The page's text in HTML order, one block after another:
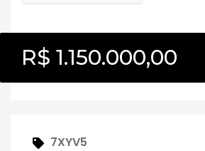
R$ 1.150.000,00
7XYV5